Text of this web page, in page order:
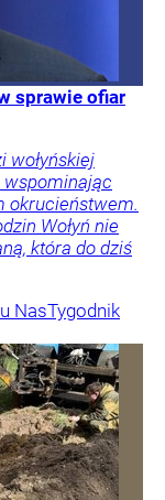
sprawie ofiar
wołyńskiej
wspominając
okrucieństwem.
Wołyń nie
która do dziś
NasTygodnik